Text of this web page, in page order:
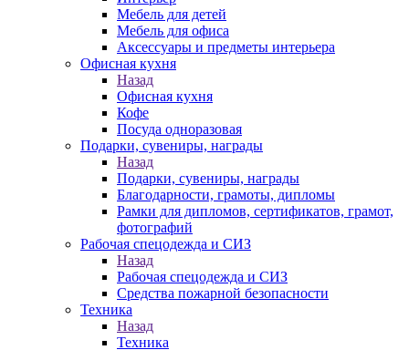
Мебель для детей
Мебель для офиса
Аксессуары и предметы интерьера
Офисная кухня
Назад
Офисная кухня
Кофе
Посуда одноразовая
Подарки, сувениры, награды
Назад
Подарки, сувениры, награды
Благодарности, грамоты, дипломы
Рамки для дипломов, сертификатов, грамот,
фотографий
Рабочая спецодежда и СИЗ
Назад
Рабочая спецодежда и СИЗ
Средства пожарной безопасности
Техника
Назад
Техника